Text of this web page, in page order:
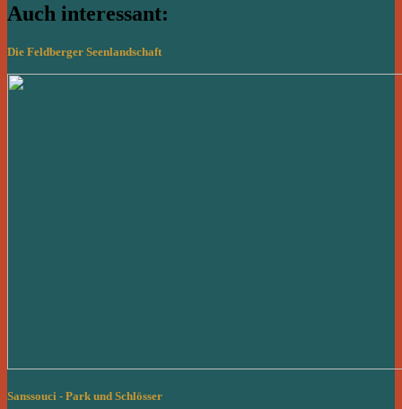
Auch interessant:
Die Feldberger Seenlandschaft
Sanssouci - Park und Schlösser